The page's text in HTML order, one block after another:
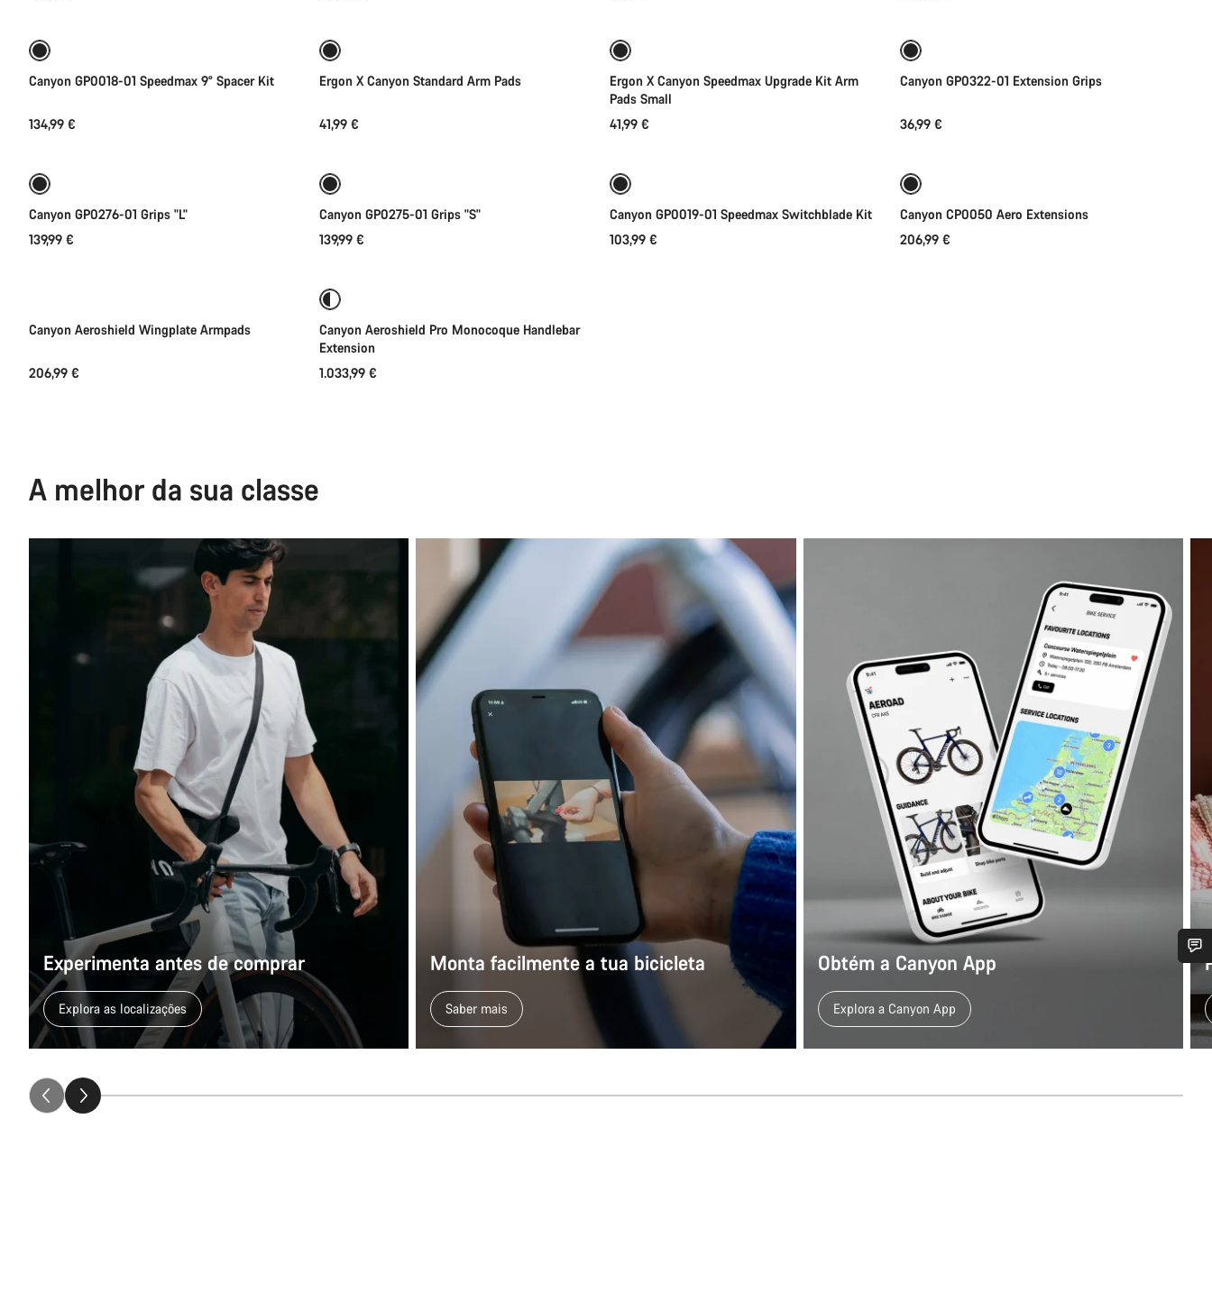
Canyon GP0018-01 Speedmax 9° Spacer Kit
134,99 €
Ergon X Canyon Standard Arm Pads
41,99 €
Ergon X Canyon Speedmax Upgrade Kit Arm
Pads Small
41,99 €
Canyon GP0322-01 Extension Grips
36,99 €
Canyon GP0276-01 Grips "L"
139,99 €
Canyon GP0275-01 Grips "S"
139,99 €
Canyon GP0019-01 Speedmax Switchblade Kit
103,99 €
Canyon CP0050 Aero Extensions
206,99 €
Canyon Aeroshield Wingplate Armpads
206,99 €
Canyon Aeroshield Pro Monocoque Handlebar
Extension
1.033,99 €
A melhor da sua classe
Experimenta antes de comprar
Explora as localizações
Monta facilmente a tua bicicleta
Saber mais
Obtém a Canyon App
Explora a Canyon App
Precisas de ajuda?
Os nossos peritos em apoio ao cliente estão prontos para responder às tuas perguntas.